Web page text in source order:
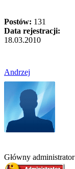
Postów: 131
Data rejestracji:
18.03.2010
Andrzej
Główny administrator